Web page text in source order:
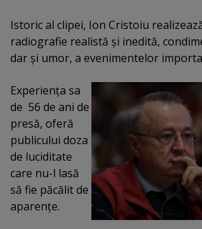
Istoric al clipei, Ion Cristoiu
radiografie realistă şi inedită,
dar şi umor, a evenimentelor
Experienţa sa
de 56 de ani de
presă, oferă
publicului doza
de luciditate
care nu-l lasă
să fie păcălit de
aparenţe.